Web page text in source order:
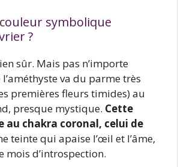
symbolique
?
sûr. Mais pas n’importe
va du parme très
premières fleurs timides) au
presque mystique. Cette
au chakra coronal, celui de
teinte qui apaise l’œil et l’âme,
mois d’introspection.